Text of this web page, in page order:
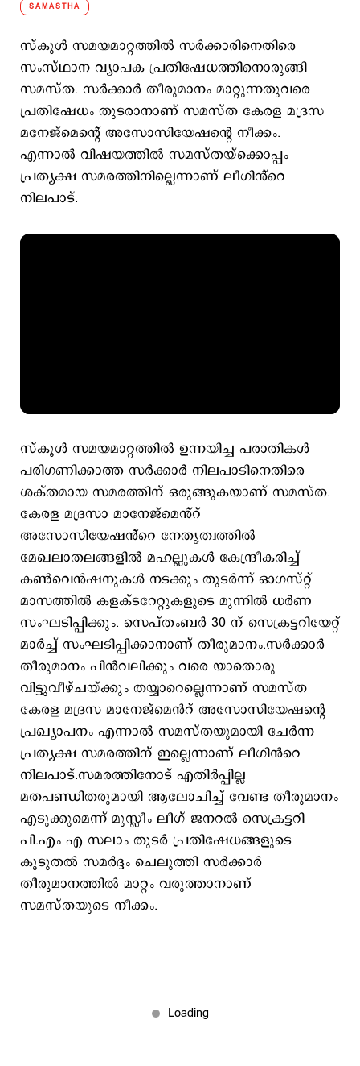
SAMASTHA
സ്കൂൾ സമയമാറ്റത്തിൽ സർക്കാരിനെതിരെ
സംസ്ഥാന വ്യാപക പ്രതിഷേധത്തിനൊരുങ്ങി
സമസ്ത. സർക്കാർ തീരുമാനം മാറ്റുന്നതുവരെ
പ്രതിഷേധം തുടരാനാണ് സമസ്ത കേരള മദ്രസ
മനേജ്മെന്റെ് അസോസിയേഷന്റെ നീക്കം.
എന്നാല്‍ ‌വിഷയത്തിൽ സമസ്തയ്ക്കൊപ്പം
പ്രത്യക്ഷ സമരത്തിനില്ലെന്നാണ് ലീഗിൻ്റെ
നിലപാട്.
സ്കൂൾ സമയമാറ്റത്തിൽ ഉന്നയിച്ച പരാതികൾ
പരിഗണിക്കാത്ത സർക്കാർ നിലപാടിനെതിരെ
ശക്തമായ സമരത്തിന് ഒരുങ്ങുകയാണ് സമസ്ത.
കേരള മദ്രസാ മാനേജ്മെൻ്റ്
അസോസിയേഷൻ്റെ നേതൃത്വത്തിൽ
മേഖലാതലങ്ങളിൽ മഹല്ലുകൾ കേന്ദ്രീകരിച്ച്
കൺവെൻഷനുകൾ നടക്കും തുടർന്ന് ഓഗസ്റ്റ്
മാസത്തിൽ കളക്ടറേറ്റുകളുടെ മുന്നിൽ ധർണ
സംഘടിപ്പിക്കും. സെപ്തംബർ 30 ന് സെക്രട്ടറിയേറ്റ്
മാർച്ച് സംഘടിപ്പിക്കാനാണ് തീരുമാനം.സർക്കാർ
തീരുമാനം പിൻവലിക്കും വരെ യാതൊരു
വിട്ടുവീഴ്ചയ്ക്കും തയ്യാറെല്ലെന്നാണ് സമസ്ത
കേരള മദ്രസ മാനേജ്മെൻറ് അസോസിയേഷന്റെ
പ്രഖ്യാപനം എന്നാൽ സമസ്തയുമായി ചേർന്ന
പ്രത്യക്ഷ സമരത്തിന് ഇല്ലെന്നാണ് ലീഗിൻറെ
നിലപാട്.സമരത്തിനോട് എതിർപ്പില്ല
മതപണ്ഡിതരുമായി ആലോചിച്ച് വേണ്ട തീരുമാനം
എടുക്കുമെന്ന് മുസ്ലീം ലീഗ് ജനറൽ സെക്രട്ടറി
പി.എം എ സലാം തുടർ പ്രതിഷേധങ്ങളുടെ
കൂടുതൽ സമർദ്ദം ചെലുത്തി സർക്കാർ
തീരുമാനത്തിൽ മാറ്റം വരുത്താനാണ്
സമസ്തയുടെ നീക്കം.